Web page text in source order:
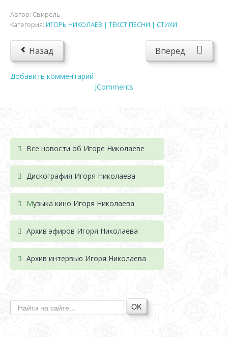
Автор: Свирель
Категория: ИГОРЬ НИКОЛАЕВ | ТЕКСТ ПЕСНИ | СТИХИ
Назад Вперед
Добавить комментарий
JComments
Все новости об Игоре Николаеве
Дискография Игоря Николаева
Музыка кино Игоря Николаева
Архив эфиров Игоря Николаева
Архив интервью Игоря Николаева
OK